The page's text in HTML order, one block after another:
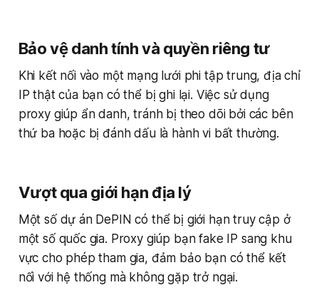
Bảo vệ danh tính và quyền riêng tư
Khi kết nối vào một mạng lưới phi tập trung, địa chỉ
IP thật của bạn có thể bị ghi lại. Việc sử dụng
proxy giúp ẩn danh, tránh bị theo dõi bởi các bên
thứ ba hoặc bị đánh dấu là hành vi bất thường.
Vượt qua giới hạn địa lý
Một số dự án DePIN có thể bị giới hạn truy cập ở
một số quốc gia. Proxy giúp bạn fake IP sang khu
vực cho phép tham gia, đảm bảo bạn có thể kết
nối với hệ thống mà không gặp trở ngại.